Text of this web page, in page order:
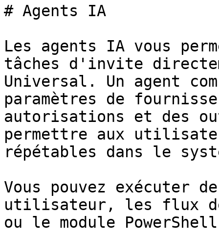
# Agents IA
Les agents IA vous
tâches d'invite
Universal. Un agent
paramètres de
autorisations et des
permettre aux
répétables dans le
Vous pouvez exécuter
utilisateur, les flux
ou le module